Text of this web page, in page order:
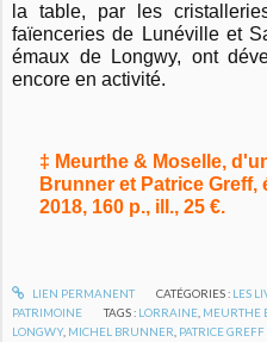
la table, par les
faïenceries de Lunéville et
émaux de Longwy, ont
encore en activité.
‡ Meurthe & Moselle,
Brunner et Patrice
2018, 160 p., ill., 25 €.
LIEN PERMANENT CATÉGORIES : LES
PATRIMOINE
TAGS : LORRAINE MEURTHE
LONGWY, MICHEL BRUNNER PATRICE GREFF